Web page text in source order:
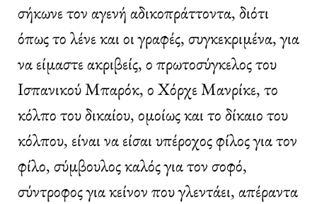
σήκωνε τον αγενή αδικοπράττοντα, διότι
όπως το λένε και οι γραφές, συγκεκριμένα, για
να είμαστε ακριβείς, ο πρωτοσύγκελος του
Ισπανικού Μπαρόκ, ο Χόρχε Μανρίκε, το
κόλπο του δικαίου, ομοίως και το δίκαιο του
κόλπου, είναι να είσαι υπέροχος φίλος για τον
φίλο, σύμβουλος καλός για τον σοφό,
σύντροφος για κείνον που γλεντάει, απέραντα